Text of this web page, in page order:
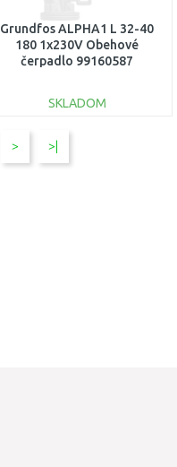
Grundfos ALPHA1 L 32-40
180 1x230V Obehové
čerpadlo 99160587
SKLADOM
DO KOŠÍKA
> >|